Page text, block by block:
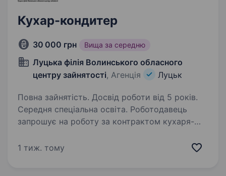
Кухар-кондитер
30 000 грн Вища за середню
Луцька філія Волинського обласного
центру зайнятості, Агенція Луцьк
Повна зайнятість. Досвід роботи від 5 років.
Середня спеціальна освіта. Роботодавець
запрошує на роботу за контрактом кухаря-
освіта-кухар-кондитер; досвід роботи 6 років
1 тиж. тому